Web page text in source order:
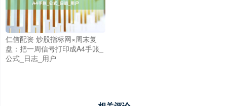
仁信配资 炒股指标网×周末复
盘：把一周信号打印成A4手账_
公式_日志_用户